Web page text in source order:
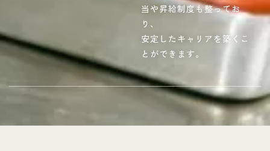
当や昇給制度も整ってお
り、
安定したキャリアを築くこ
とができます。